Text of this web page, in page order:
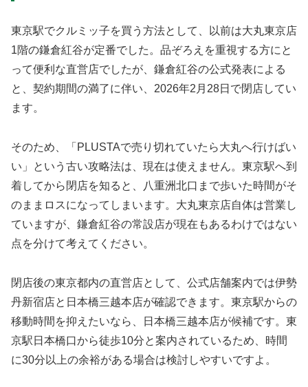
東京駅でクルミッ子を買う方法として、以前は大丸東京店
1階の鎌倉紅谷が定番でした。品ぞろえを重視する方にと
って便利な直営店でしたが、鎌倉紅谷の公式発表による
と、契約期間の満了に伴い、2026年2月28日で閉店してい
ます。
そのため、「PLUSTAで売り切れていたら大丸へ行けばい
い」という古い攻略法は、現在は使えません。東京駅へ到
着してから閉店を知ると、八重洲北口まで歩いた時間がそ
のままロスになってしまいます。大丸東京店自体は営業し
ていますが、鎌倉紅谷の常設店が現在もあるわけではない
点を分けて考えてください。
閉店後の東京都内の直営店として、公式店舗案内では伊勢
丹新宿店と日本橋三越本店が確認できます。東京駅からの
移動時間を抑えたいなら、日本橋三越本店が候補です。東
京駅日本橋口から徒歩10分と案内されているため、時間
に30分以上の余裕がある場合は検討しやすいですよ。